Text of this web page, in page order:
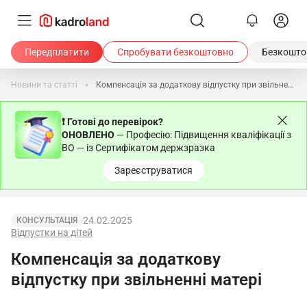
Передплатити Спробувати безкоштовно
Новини та статті Компенсація за додаткову відпустку при звільненні матері двох дітей до 15 років: чи обов’язково виплачувати
❗ Готові до перевірок?
ОНОВЛЕНО — Професію: Підвищення кваліфікації з
ВО — із Сертифікатом держзразка
Зареєструватися
КОНСУЛЬТАЦІЯ
Відпустки на дітей
24.02.2025
Компенсація за додаткову
відпустку при звільненні матері